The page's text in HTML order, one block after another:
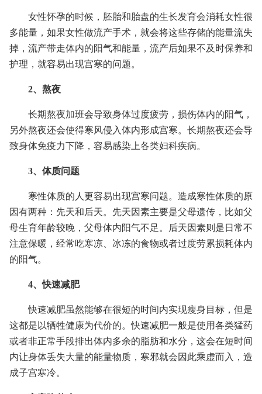
女性怀孕的时候，胚胎和胎盘的生长发育会消耗女性很
多能量，如果女性做流产手术，就会将这些存储的能量流失
掉，流产带走体内的阳气和能量，流产后如果不及时保养和
护理，就容易出现宫寒的问题。
2、熬夜
长期熬夜加班会导致身体过度疲劳，损伤体内的阳气，
另外熬夜还会使得寒风侵入体内形成宫寒。长期熬夜还会导
致身体免疫力下降，容易感染上各类妇科疾病。
3、体质问题
寒性体质的人更容易出现宫寒问题。造成寒性体质的原
因有两种：先天和后天。先天因素主要是父母遗传，比如父
母生育年龄较晚，父母体内阳气不足。后天因素则是日常不
注意保暖，经常吃寒凉、冰冻的食物或者过度劳累损耗体内
的阳气。
4、快速减肥
快速减肥虽然能够在很短的时间内实现瘦身目标，但是
这都是以牺牲健康为代价的。快速减肥一般是使用各类猛药
或者非正常手段排出体内多余的脂肪和水分，这会在短时间
内让身体丢失大量的能量物质，寒邪就会因此乘虚而入，造
成子宫寒冷。